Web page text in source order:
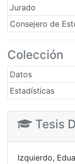
Jurado
Consejero de
Colección
Datos
Estadísticas
Tesis
Izquierdo,